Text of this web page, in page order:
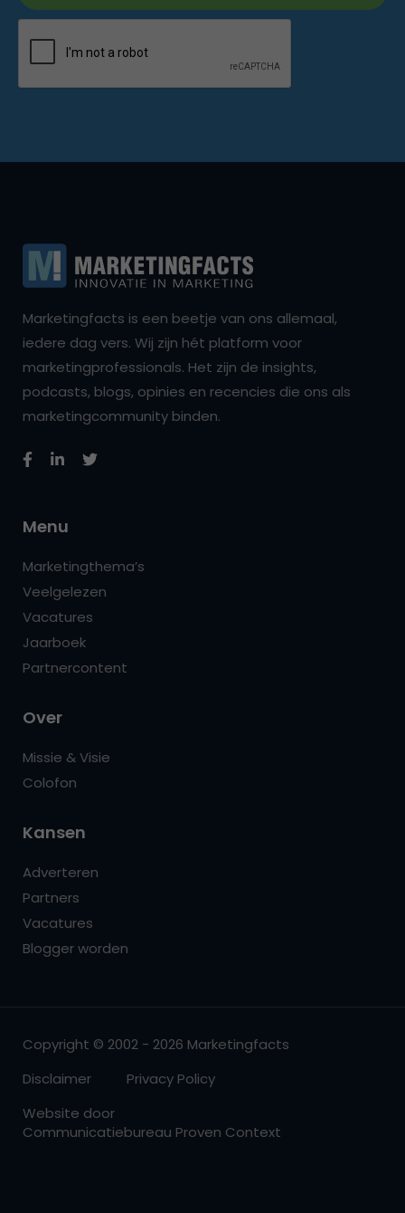
Marketingfacts is een beetje van ons allemaal,
iedere dag vers. Wij zijn hét platform voor
marketingprofessionals. Het zijn de insights,
podcasts, blogs, opinies en recencies die ons als
marketingcommunity binden.
Menu
Marketingthema’s
Veelgelezen
Vacatures
Jaarboek
Partnercontent
Over
Missie & Visie
Colofon
Kansen
Adverteren
Partners
Vacatures
Blogger worden
Copyright © 2002 - 2026 Marketingfacts
Disclaimer
Privacy Policy
Website door
Communicatiebureau Proven Context